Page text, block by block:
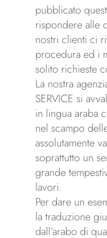
pubblicato
rispondere alle
nostri clienti ci
procedura ed i
solito richieste
La nostra
SERVICE si
in lingua araba
nel scampo
assolutamente
soprattutto un
grande
lavori.
Per dare un
la traduzione
dall’arabo di